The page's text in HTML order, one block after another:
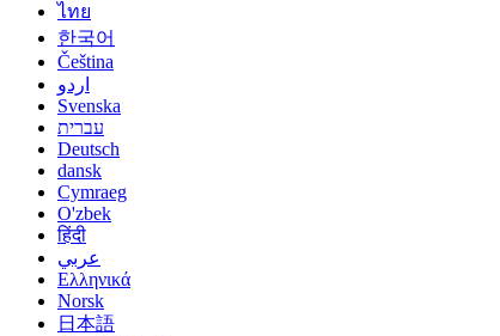
ไทย
한국어
Čeština
اردو
Svenska
עברית
Deutsch
dansk
Cymraeg
O'zbek
हिंदी
عربي
Ελληνικά
Norsk
日本語